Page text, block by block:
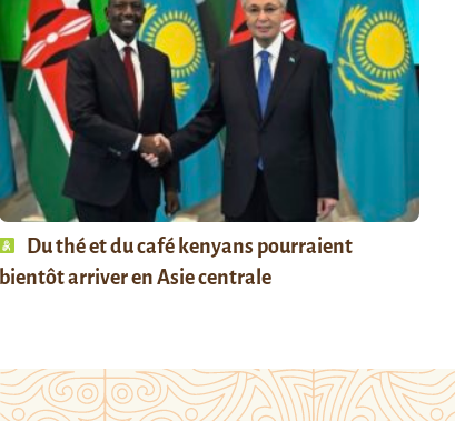
Du thé et du café kenyans pourraient
bientôt arriver en Asie centrale